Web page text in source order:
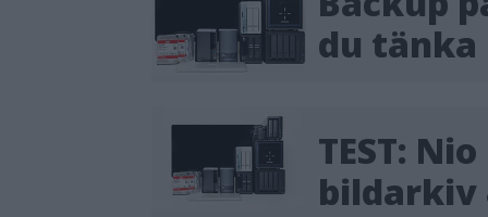
du tänka
TEST:
bildarkiv